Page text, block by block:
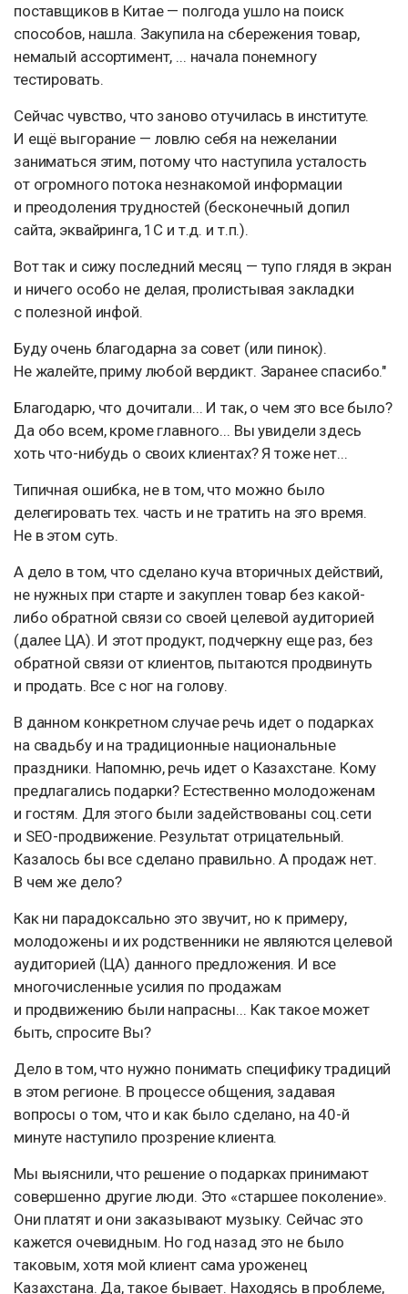
поставщиков в Китае — полгода ушло на поиск
способов, нашла. Закупила на сбережения товар,
немалый ассортимент, ... начала понемногу
тестировать.
Сейчас чувство, что заново отучилась в институте.
И ещё выгорание — ловлю себя на нежелании
заниматься этим, потому что наступила усталость
от огромного потока незнакомой информации
и преодоления трудностей (бесконечный допил
сайта, эквайринга, 1С и т.д. и т.п.).
Вот так и сижу последний месяц — тупо глядя в экран
и ничего особо не делая, пролистывая закладки
с полезной инфой.
Буду очень благодарна за совет (или пинок).
Не жалейте, приму любой вердикт. Заранее спасибо."
Благодарю, что дочитали... И так, о чем это все было?
Да обо всем, кроме главного... Вы увидели здесь
хоть что-нибудь о своих клиентах? Я тоже нет...
Типичная ошибка, не в том, что можно было
делегировать тех. часть и не тратить на это время.
Не в этом суть.
А дело в том, что сделано куча вторичных действий,
не нужных при старте и закуплен товар без какой-
либо обратной связи со своей целевой аудиторией
(далее ЦА). И этот продукт, подчеркну еще раз, без
обратной связи от клиентов, пытаются продвинуть
и продать. Все с ног на голову.
В данном конкретном случае речь идет о подарках
на свадьбу и на традиционные национальные
праздники. Напомню, речь идет о Казахстане. Кому
предлагались подарки? Естественно молодоженам
и гостям. Для этого были задействованы соц.сети
и SEO-продвижение. Результат отрицательный.
Казалось бы все сделано правильно. А продаж нет.
В чем же дело?
Как ни парадоксально это звучит, но к примеру,
молодожены и их родственники не являются целевой
аудиторией (ЦА) данного предложения. И все
многочисленные усилия по продажам
и продвижению были напрасны... Как такое может
быть, спросите Вы?
Дело в том, что нужно понимать специфику традиций
в этом регионе. В процессе общения, задавая
вопросы о том, что и как было сделано, на 40-й
минуте наступило прозрение клиента.
Мы выяснили, что решение о подарках принимают
совершенно другие люди. Это «старшее поколение».
Они платят и они заказывают музыку. Сейчас это
кажется очевидным. Но год назад это не было
таковым, хотя мой клиент сама уроженец
Казахстана. Да, такое бывает. Находясь в проблеме,